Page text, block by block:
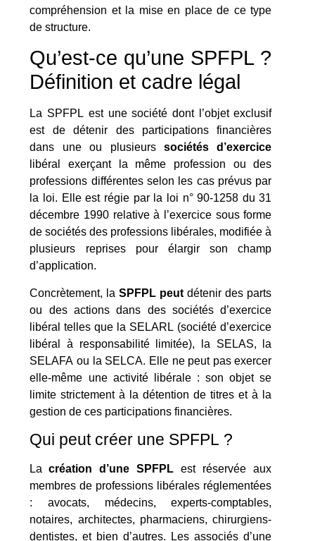
compréhension et la mise en place de ce type
de structure.
Qu’est-ce qu’une SPFPL ?
Définition et cadre légal
La SPFPL est une société dont l’objet exclusif
est de détenir des participations financières
dans une ou plusieurssociétés d’exercice
libéral exerçant la même profession ou des
professions différentes selon les cas prévus par
la loi. Elle est régie par la loi n° 90-1258 du 31
décembre 1990 relative à l’exercice sous forme
de sociétés des professions libérales, modifiée à
plusieurs reprises pour élargir son champ
d’application.
Concrètement, laSPFPL peut détenir des parts
ou des actions dans des sociétés d’exercice
libéral telles que la SELARL (société d’exercice
libéral à responsabilité limitée), la SELAS, la
SELAFA ou la SELCA. Elle ne peut pas exercer
elle-même une activité libérale : son objet se
limite strictement à la détention de titres et à la
gestion de ces participations financières.
Qui peut créer une SPFPL ?
Lacréation d’une SPFPL est réservée aux
membres de professions libérales réglementées
: avocats, médecins, experts-comptables,
notaires, architectes, pharmaciens, chirurgiens-
dentistes, et bien d’autres. Les associés d’une